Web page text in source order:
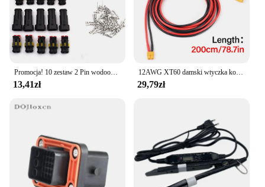
Promocja! 10 zestaw 2 Pin wodoodporne wtyczka przewodu elektrycznego 1.5mm zaciski 2Pin HID Plug Auto Xenon wtyk lampa
13,41zł
12AWG XT60 damski wtyczka konwersji przewód połączeniowy 300CM przewód silikonowy złącze baterii dla bateria Lipo drona drona
29,79zł